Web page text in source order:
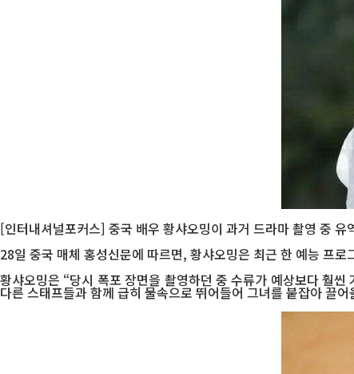
[인터내셔널포커스] 중국 배우 황샤오밍이 과거 드라마 촬영 중
28일 중국 매체 홍성신문에 따르면, 황샤오밍은 최근 한 예능 프
황샤오밍은 “당시 폭포 장면을 촬영하던 중 수류가 예상보다 훨
다른 스태프들과 함께 급히 물속으로 뛰어들어 그녀를 붙잡아 끌